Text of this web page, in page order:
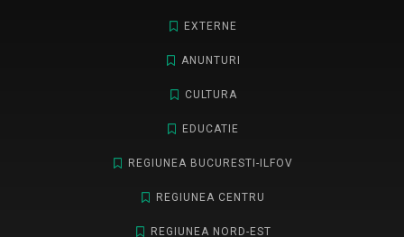
EXTERNE
ANUNTURI
CULTURA
EDUCATIE
REGIUNEA BUCURESTI-ILFOV
REGIUNEA CENTRU
REGIUNEA NORD-EST